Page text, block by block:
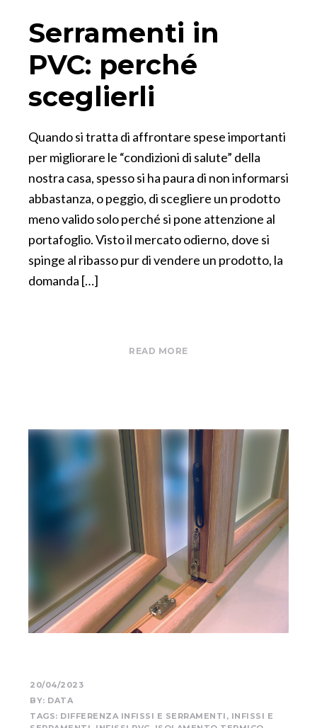
Serramenti in
PVC: perché
sceglierli
Quando si tratta di affrontare spese importanti
per migliorare le “condizioni di salute” della
nostra casa, spesso si ha paura di non informarsi
abbastanza, o peggio, di scegliere un prodotto
meno valido solo perché si pone attenzione al
portafoglio. Visto il mercato odierno, dove si
spinge al ribasso pur di vendere un prodotto, la
domanda […]
READ MORE
20/04/2023
BY: DATA
TAGS: DIFFERENZA INFISSI E SERRAMENTI , INFISSI E